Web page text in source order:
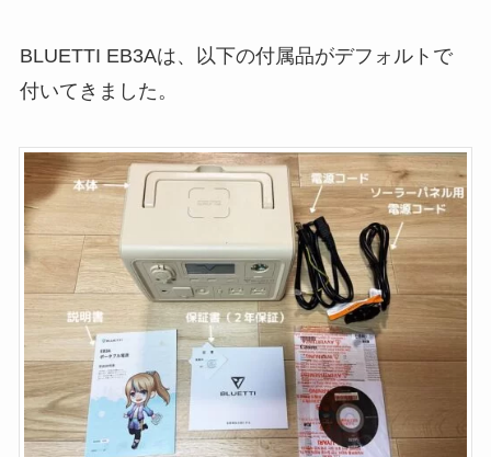
BLUETTI EB3Aは、以下の付属品がデフォルトで
付いてきました。